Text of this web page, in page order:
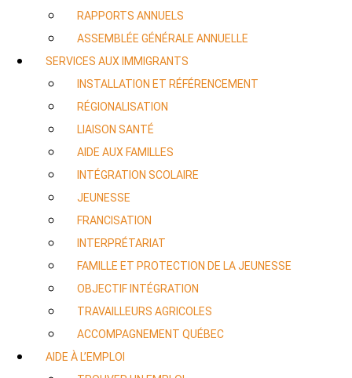
RAPPORTS ANNUELS
ASSEMBLÉE GÉNÉRALE ANNUELLE
SERVICES AUX IMMIGRANTS
INSTALLATION ET RÉFÉRENCEMENT
RÉGIONALISATION
LIAISON SANTÉ
AIDE AUX FAMILLES
INTÉGRATION SCOLAIRE
JEUNESSE
FRANCISATION
INTERPRÉTARIAT
FAMILLE ET PROTECTION DE LA JEUNESSE
OBJECTIF INTÉGRATION
TRAVAILLEURS AGRICOLES
ACCOMPAGNEMENT QUÉBEC
AIDE À L’EMPLOI